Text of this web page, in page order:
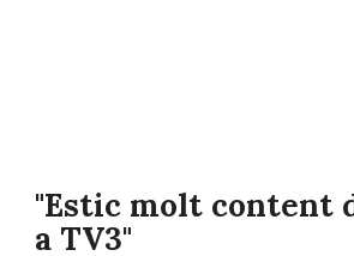
"Estic molt content
a TV3"